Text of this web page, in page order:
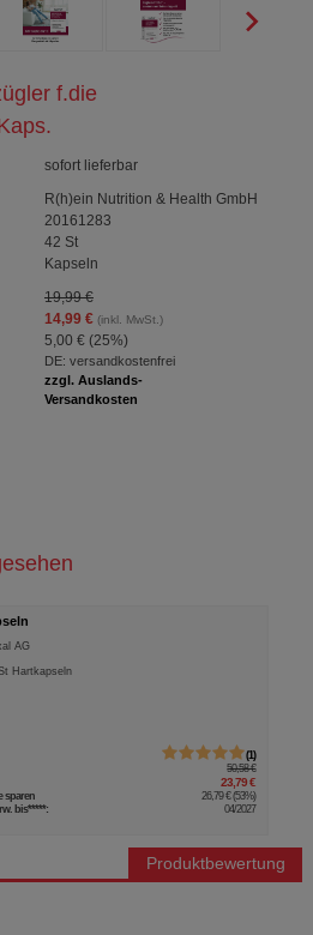
f.die
sofort lieferbar
R(h)ein Nutrition & Health GmbH
20161283
42 St
Kapseln
19,99 €
14,99 €(inkl. MwSt.)
5,00 € (25%)
DE: versandkostenfrei
zzgl. Auslands-
Versandkosten
AG
Hartkapseln
1
50,58 €
23,79 €
sparen 26,79 € (53%)
bis*****:
04/2027
Produktbewertung